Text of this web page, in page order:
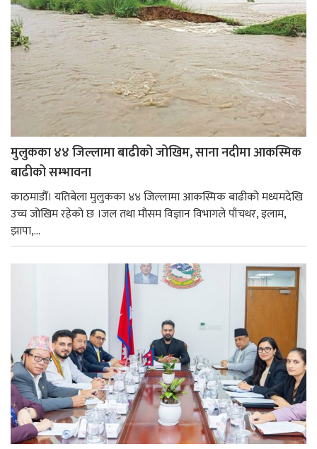
मुलुकका ४४ जिल्लामा बाढीको जोखिम, साना नदीमा आकस्मिक
बाढीको सम्भावना
काठमाडौँ। यतिबेला मुलुकका ४४ जिल्लामा आकस्मिक बाढीको मध्यमदेखि
उच्च जोखिम रहेको छ ।जल तथा मौसम विज्ञान विभागले पाँचथर, इलाम,
झापा,...